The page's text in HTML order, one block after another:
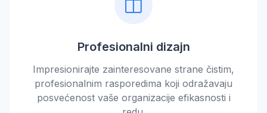
Profesionalni dizajn
Impresionirajte zainteresovane strane čistim,
profesionalnim rasporedima koji odražavaju
posvećenost vaše organizacije efikasnosti i